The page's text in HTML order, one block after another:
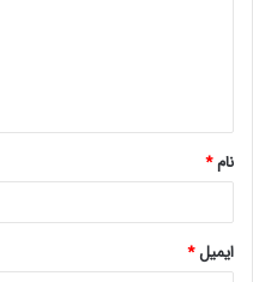
نام*
ایمیل*